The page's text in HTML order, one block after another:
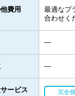
費用
最適なプ
合わせく
―
―
ービス 完全